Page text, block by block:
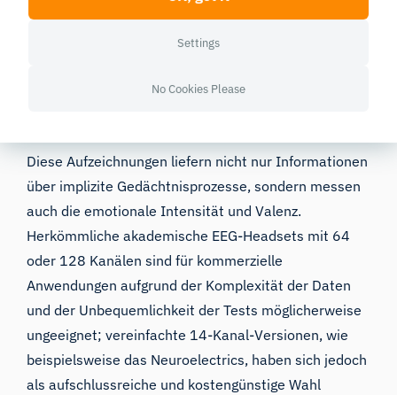
Diese Aufzeichnungen liefern nicht nur Informationen
über implizite Gedächtnisprozesse, sondern messen
auch die emotionale Intensität und Valenz.
Herkömmliche akademische EEG-Headsets mit 64
oder 128 Kanälen sind für kommerzielle
Anwendungen aufgrund der Komplexität der Daten
und der Unbequemlichkeit der Tests möglicherweise
ungeeignet; vereinfachte 14-Kanal-Versionen, wie
beispielsweise das Neuroelectrics, haben sich jedoch
als aufschlussreiche und kostengünstige Wahl
Settings
No Cookies Please